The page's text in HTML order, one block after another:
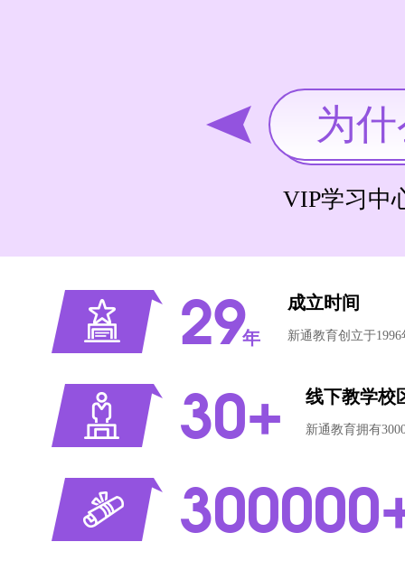
为
VIP学习中
29年
成立时间
新通教育创立于
30+ 线下教学校
新通教育拥有